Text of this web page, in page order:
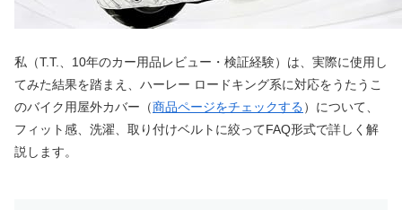
私（T.T.、10年のカー用品レビュー・検証経験）は、実際に使用し
てみた結果を踏まえ、ハーレー ロードキング系に対応をうたうこ
のバイク用屋外カバー（商品ページをチェックする）について、
フィット感、洗濯、取り付けベルトに絞ってFAQ形式で詳しく解
説します。